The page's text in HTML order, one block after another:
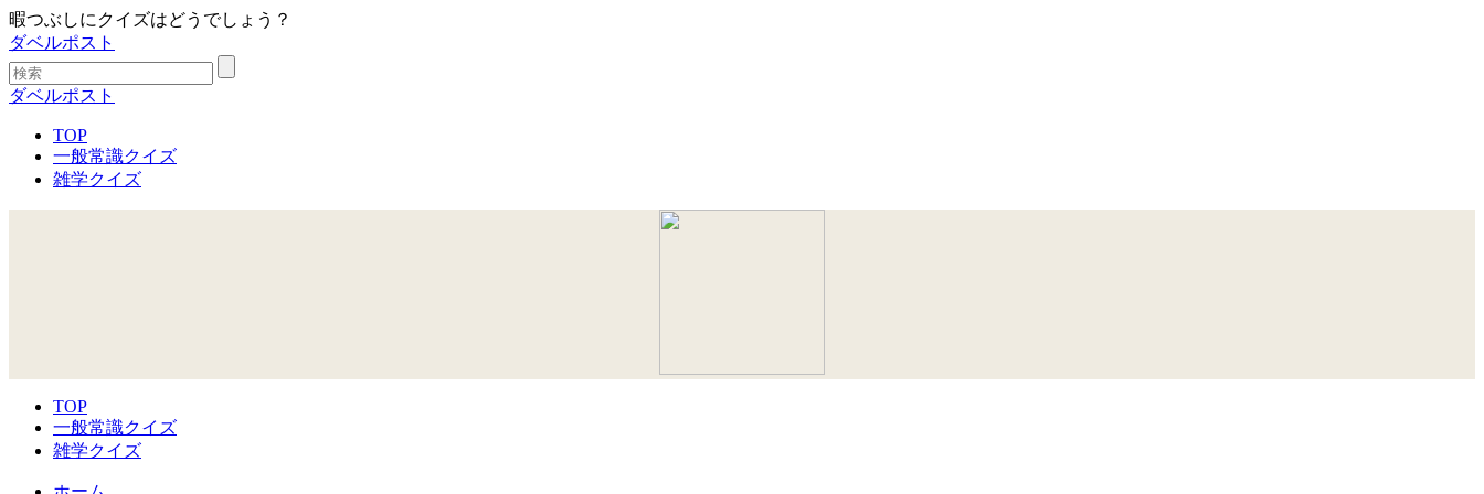
暇つぶしにクイズはどうでしょう？
ダベルポスト
ダベルポスト
TOP
一般常識クイズ
雑学クイズ
TOP
一般常識クイズ
雑学クイズ